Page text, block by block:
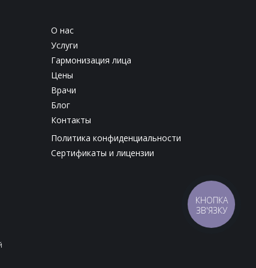
О нас
Услуги
Гармонизация лица
Цены
Врачи
Блог
Контакты
Политика конфиденциальности
Сертификаты и лицензии
КНОПКА
ЗВ'ЯЗКУ